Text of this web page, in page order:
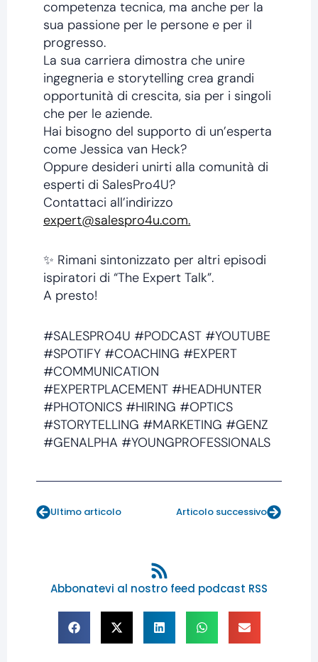
competenza tecnica, ma anche per la
sua passione per le persone e per il
progresso.
La sua carriera dimostra che unire
ingegneria e storytelling crea grandi
opportunità di crescita, sia per i singoli
che per le aziende.
Hai bisogno del supporto di un’esperta
come Jessica van Heck?
Oppure desideri unirti alla comunità di
esperti di SalesPro4U?
Contattaci all’indirizzo
expert@salespro4u.com.
✨ Rimani sintonizzato per altri episodi
ispiratori di “The Expert Talk”.
A presto!
#SALESPRO4U #PODCAST #YOUTUBE
#SPOTIFY #COACHING #EXPERT
#COMMUNICATION
#EXPERTPLACEMENT #HEADHUNTER
#PHOTONICS #HIRING #OPTICS
#STORYTELLING #MARKETING #GENZ
#GENALPHA #YOUNGPROFESSIONALS
Ultimo articolo Articolo successivo
Abbonatevi al nostro feed podcast RSS